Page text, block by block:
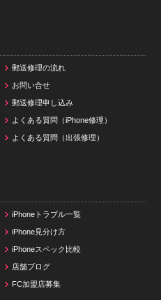
郵送修理の流れ
お問い合せ
郵送修理申し込み
よくある質問（iPhone修理）
よくある質問（出張修理）
iPhoneトラブル一覧
iPhone見分け方
iPhoneスペック比較
店舗ブログ
FC加盟店募集